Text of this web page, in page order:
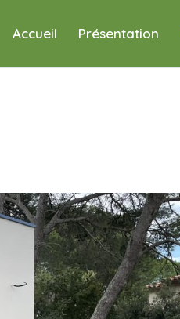
Accueil Présentation